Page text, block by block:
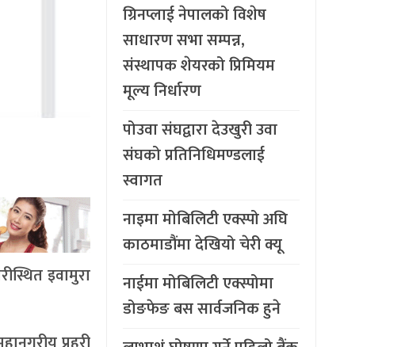
इवामुरा
ग्रिनप्लाई नेपालको विशेष
साधारण सभा सम्पन्न,
संस्थापक शेयरको प्रिमियम
मूल्य निर्धारण
पोउवा संघद्वारा देउखुरी उवा
संघको प्रतिनिधिमण्डलाई
स्वागत
नाइमा मोबिलिटी एक्स्पो अघि
काठमाडौंमा देखियो चेरी क्यू
नाईमा मोबिलिटी एक्स्पोमा
डोङफेङ बस सार्वजनिक हुने